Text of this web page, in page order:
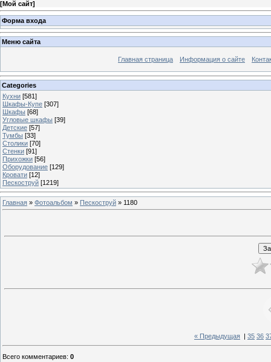
[Мой сайт]
Форма входа
Меню сайта
Главная страница Информация о сайте
Categories
Кухни [581]
Шкафы-Купе [307]
Шкафы [68]
Угловые шкафы [39]
Детские [57]
Тумбы [33]
Столики [70]
Стенки [91]
Прихожки [56]
Оборудование [129]
Кровати [12]
Пескоструй [1219]
Главная » Фотоальбом » Пескоструй » 1180
« Предыдущая 35 36
Всего комментариев: 0